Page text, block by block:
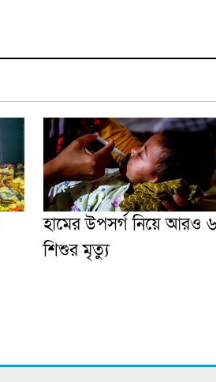
হামের উপসর্গ নিয়ে আরও ৬
শিশুর মৃত্যু